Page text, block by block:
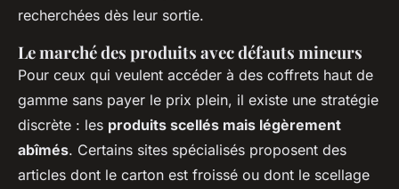
recherchées dès leur sortie.
Le marché des produits avec défauts mineurs
Pour ceux qui veulent accéder à des coffrets haut de
gamme sans payer le prix plein, il existe une stratégie
discrète : les produits scellés mais légèrement
abîmés. Certains sites spécialisés proposent des
articles dont le carton est froissé ou dont le scellage